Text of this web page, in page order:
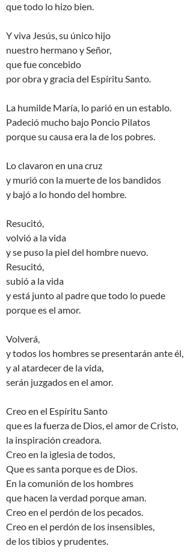
que todo lo hizo bien.
Y viva Jesús, su único hijo
nuestro hermano y Señor,
que fue concebido
por obra y gracia del Espíritu Santo.
La humilde María, lo parió en un establo.
Padeció mucho bajo Poncio Pilatos
porque su causa era la de los pobres.
Lo clavaron en una cruz
y murió con la muerte de los bandidos
y bajó a lo hondo del hombre.
Resucitó,
volvió a la vida
y se puso la piel del hombre nuevo.
Resucitó,
subió a la vida
y está junto al padre que todo lo puede
porque es el amor.
Volverá,
y todos los hombres se presentarán ante él,
y al atardecer de la vida,
serán juzgados en el amor.
Creo en el Espíritu Santo
que es la fuerza de Dios, el amor de Cristo,
la inspiración creadora.
Creo en la iglesia de todos,
Que es santa porque es de Dios.
En la comunión de los hombres
que hacen la verdad porque aman.
Creo en el perdón de los pecados.
Creo en el perdón de los insensibles,
de los tibios y prudentes.